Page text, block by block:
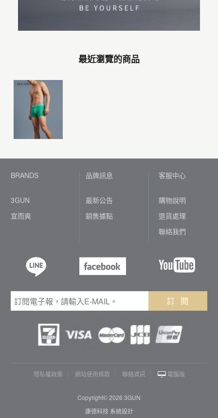
最近瀏覽的商品
BRANDS
3GUN
宜而爽
品牌訊息
最新公告
銷售據點
客服中心
購物說明
退貨處理
聯絡我們
訂 閱
隱私權政策 網站使用條款 聯絡資訊 電腦版
Copyright© 2026 3GUN
康德科技 系統設計